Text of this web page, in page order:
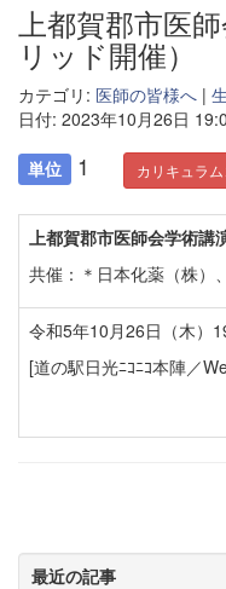
上都賀郡市医
リッド開催）
カテゴリ: 医師の皆様へ |
日付: 2023年10月26日
単位 1 カリキュラ
上都賀郡市医師会学術講
共催：＊日本化薬（株
令和5年10月26日（木）
[道の駅日光ﾆｺﾆｺ本陣／
最近の記事